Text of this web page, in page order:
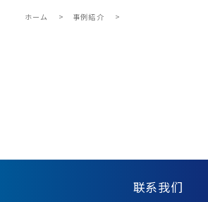
ホーム 事例紹介
联系我们